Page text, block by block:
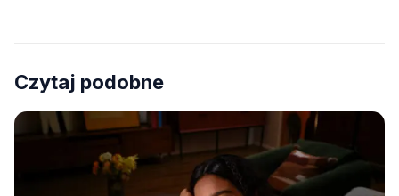
Czytaj podobne